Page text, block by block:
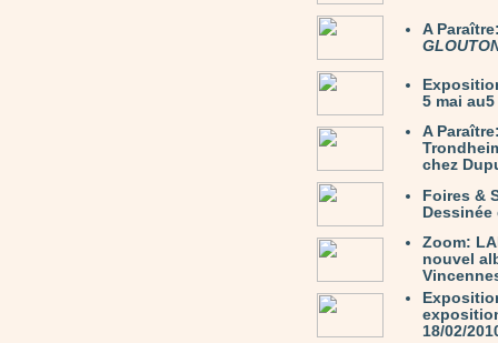
A
5 mai
A
chez
Foires &
Dessinée
Zoom:
nouvel
18/02/